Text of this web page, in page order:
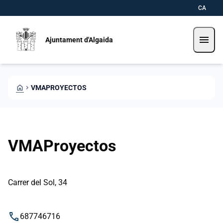
CA
Ajuntament d'Algaida menu
HOME CHEVRON_RIGHT VMAPROYECTOS
VMAProyectos
Carrer del Sol, 34
phone 687746716